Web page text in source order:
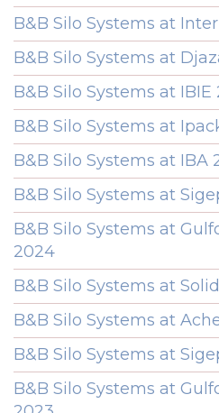
B&B Silo Systems at
B&B Silo Systems at
B&B Silo Systems at IBIE
B&B Silo Systems at
B&B Silo Systems at IBA
B&B Silo Systems at
B&B Silo Systems at
2024
B&B Silo Systems at
B&B Silo Systems at
B&B Silo Systems at
B&B Silo Systems at